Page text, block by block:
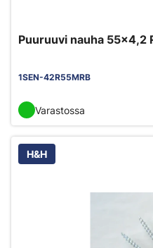
Puuruuvi nauha 55x4,2
1SEN-42R55MRB
Varastossa
H&H